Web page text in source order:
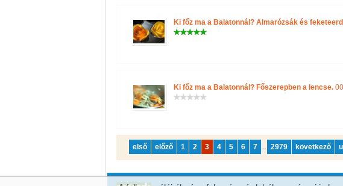
Ki főz ma a Balatonnál? Almarózsák és
Ki főz ma a Balatonnál? Főszerepben a lencse.
első előző 1 2 3 4 5 6 7 ... 2979 következő